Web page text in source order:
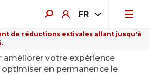
FR
de réductions estivales allant jusqu'à
nous utilisons des
améliorer votre expérience
en permanence le